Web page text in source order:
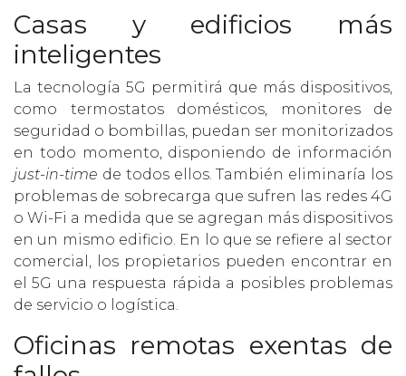
Casas y edificios más
inteligentes
La tecnología 5G permitirá que más dispositivos,
como termostatos domésticos, monitores de
seguridad o bombillas, puedan ser monitorizados
en todo momento, disponiendo de información
just-in-time de todos ellos. También eliminaría los
problemas de sobrecarga que sufren las redes 4G
o Wi-Fi a medida que se agregan más dispositivos
en un mismo edificio. En lo que se refiere al sector
comercial, los propietarios pueden encontrar en
el 5G una respuesta rápida a posibles problemas
de servicio o logística.
Oficinas remotas exentas de